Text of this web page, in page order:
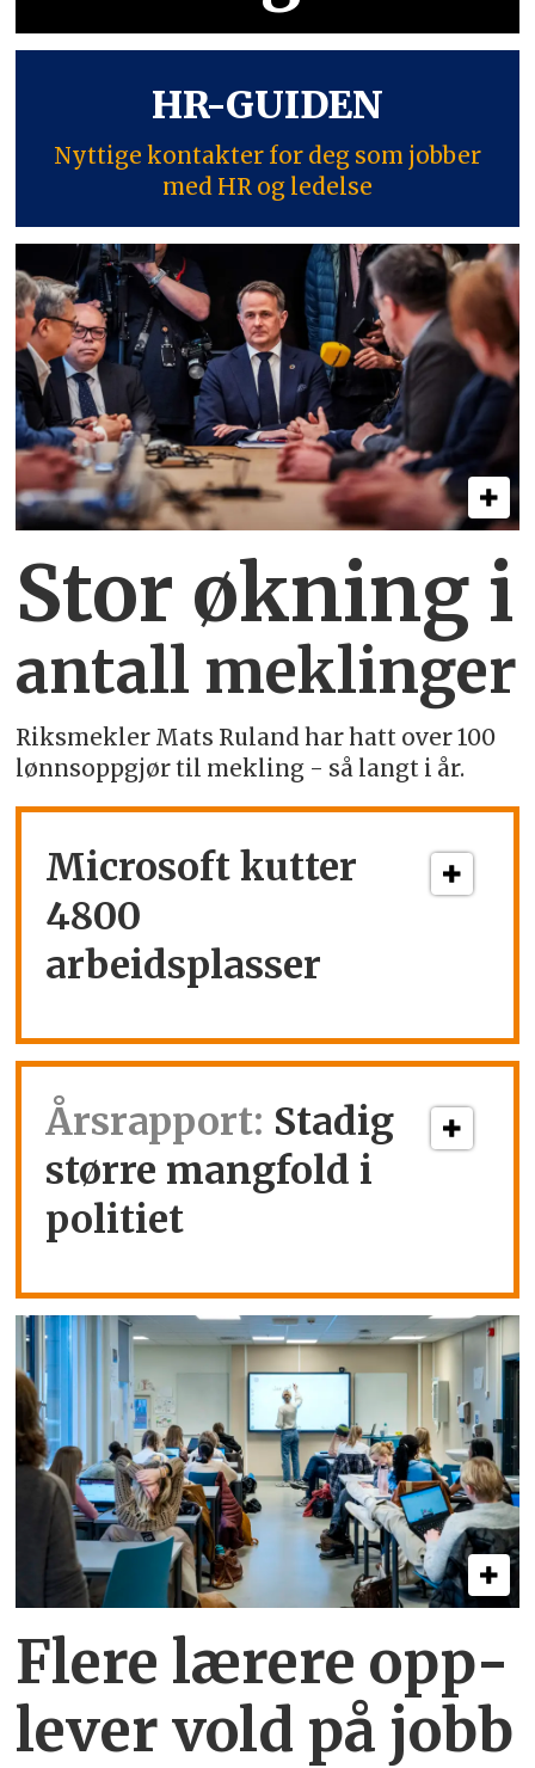
HR-GUIDEN
Nyttige kontakter for deg som jobber
med HR og ledelse
Stor økning i
antall meklinger
Riksmekler Mats Ruland har hatt over 100
lønnsoppgjør til mekling - så langt i år.
Microsoft kutter
4800
arbeidsplasser
Årsrapport: Stadig
større mangfold i
politiet
Flere lærere opp­
lever vold på jobb